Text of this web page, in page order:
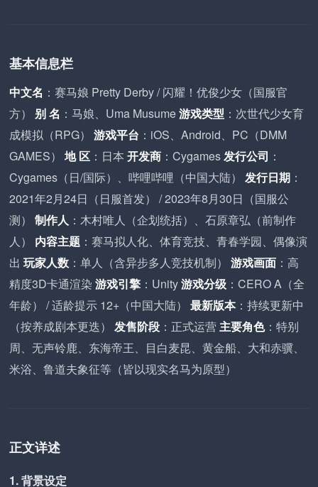
基本信息栏
中文名 ：赛马娘 Pretty Derby / 闪耀！优俊少女（国服官
方） 别 名 ：马娘、Uma Musume游戏类型 ：次世代少女育
成模拟（RPG） 游戏平台 ：iOS、Android、PC（DMM
GAMES） 地 区 ：日本 开发商 ：Cygames发行公司 ：
Cygames（日/国际）、哔哩哔哩（中国大陆） 发行日期 ：
2021年2月24日（日服首发） / 2023年8月30日（国服公
测） 制作人 ：木村唯人（企划统括）、石原章弘（前制作
人） 内容主题 ：赛马拟人化、体育竞技、青春学园、偶像演
出 玩家人数 ：单人（含异步多人竞技机制） 游戏画面 ：高
精度3D卡通渲染 游戏引擎 ：Unity游戏分级 ：CERO A（全
年龄） / 适龄提示 12+（中国大陆） 最新版本：持续更新中
（按养成剧本更迭） 发售阶段 ：正式运营主要角色：特别
周、无声铃鹿、东海帝王、目白麦昆、黄金船、大和赤骥、
米浴、鲁道夫象征等（皆以现实名马为原型）
正文详述
1. 背景设定